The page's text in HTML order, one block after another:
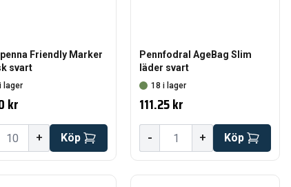
Friendly Marker
svart
lager
kr
+ Köp
Pennfodral AgeBag Slim
läder svart
18 i lager
111.25 kr
- + Köp